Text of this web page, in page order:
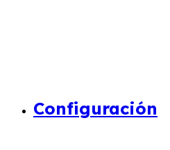
Configuración